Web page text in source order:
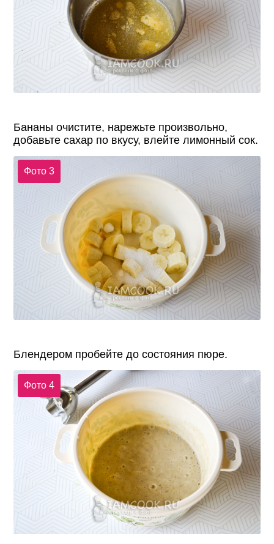
Бананы очистите, нарежьте произвольно,
добавьте сахар по вкусу, влейте лимонный сок.
Фото 3
Блендером пробейте до состояния пюре.
Фото 4